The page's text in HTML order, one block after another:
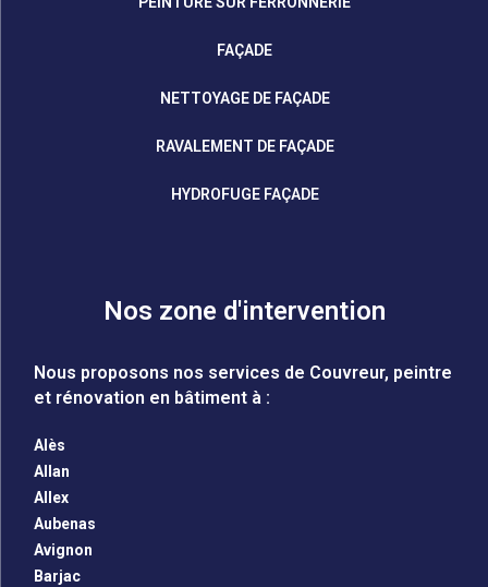
FAÇADE
NETTOYAGE DE FAÇADE
RAVALEMENT DE FAÇADE
HYDROFUGE FAÇADE
Nos zone d'intervention
Nous proposons nos services de Couvreur, peintre
et rénovation en bâtiment à :
Alès
Allan
Allex
Aubenas
Avignon
Barjac